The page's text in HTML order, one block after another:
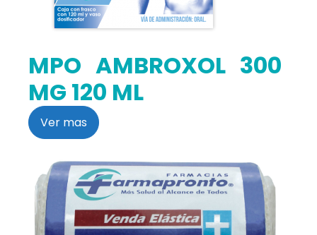
MPO AMBROXOL 300
MG 120 ML
Ver mas